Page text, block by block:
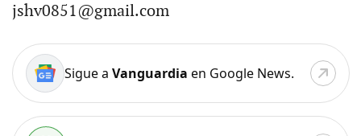
jshv0851@gmail.com
Sigue a Vanguardia en Google News.